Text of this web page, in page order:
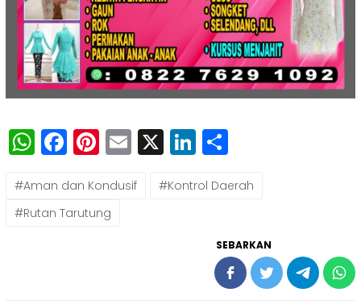
WhatsApp
Facebook
Pinterest
Email
X LinkedIn
#Aman dan Kondusif
#Kontrol Daerah
#Rutan Tarutung
SEBARKAN